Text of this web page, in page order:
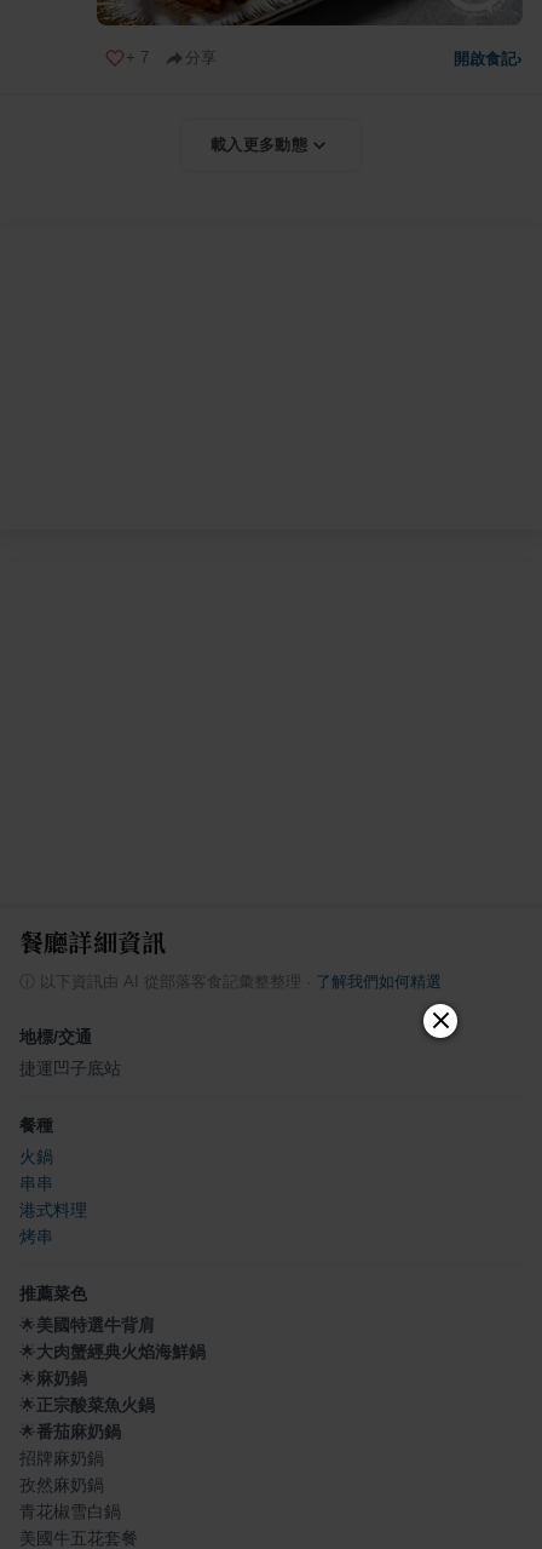
+ 7 分享 開啟食記›
載入更多動態
餐廳詳細資訊
ⓘ 以下資訊由 AI 從部落客食記彙整整理 了解我們如何精選
地標/交通
捷運凹子底站
餐種
火鍋
串串
港式料理
烤串
推薦菜色
🌟美國特選牛背肩
🌟大肉蟹經典火焰海鮮鍋
🌟 麻奶鍋
🌟正宗酸菜魚火鍋
🌟番茄麻奶鍋
招牌麻奶鍋
孜然麻奶鍋
青花椒雪白鍋
美國牛五花套餐